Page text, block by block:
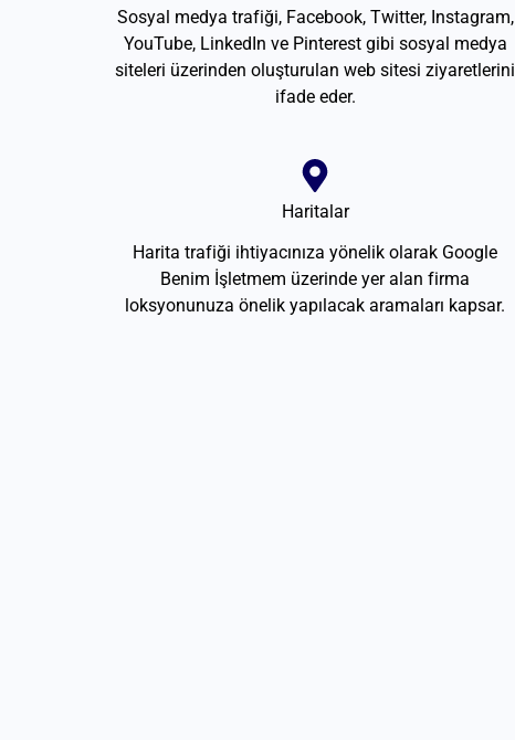
Sosyal medya trafiği, Facebook, Twitter, Instagram,
YouTube, LinkedIn ve Pinterest gibi sosyal medya
siteleri üzerinden oluşturulan web sitesi ziyaretlerini
ifade eder.
Haritalar
Harita trafiği ihtiyacınıza yönelik olarak Google
Benim İşletmem üzerinde yer alan firma
loksyonunuza önelik yapılacak aramaları kapsar.